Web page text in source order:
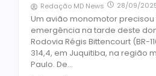
Redação MD News 28/09/
Um avião monomotor
emergência na tarde deste
Rodovia Régis Bittencourt (BR-
314,4, em Juquitiba, na região
Paulo. De...